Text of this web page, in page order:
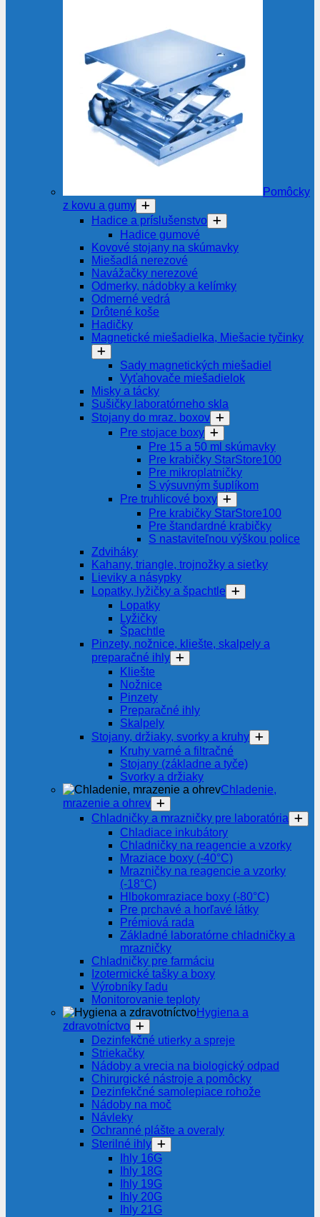
Pomôcky
z kovu a gumy
Hadice a príslušenstvo
Hadice gumové
Kovové stojany na skúmavky
Miešadlá nerezové
Navážačky nerezové
Odmerky, nádobky a kelímky
Odmerné vedrá
Drôtené koše
Hadičky
Magnetické miešadielka, Miešacie tyčinky
Sady magnetických miešadiel
Vyťahovače miešadielok
Misky a tácky
Sušičky laboratórneho skla
Stojany do mraz. boxov
Pre stojace boxy
Pre 15 a 50 ml skúmavky
Pre krabičky StarStore100
Pre mikroplatničky
S výsuvným šuplíkom
Pre truhlicové boxy
Pre krabičky StarStore100
Pre štandardné krabičky
S nastaviteľnou výškou police
Zdviháky
Kahany, triangle, trojnožky a sieťky
Lieviky a násypky
Lopatky, lyžičky a špachtle
Lopatky
Lyžičky
Špachtle
Pinzety, nožnice, kliešte, skalpely a
preparačné ihly
Kliešte
Nožnice
Pinzety
Preparačné ihly
Skalpely
Stojany, držiaky, svorky a kruhy
Kruhy varné a filtračné
Stojany (základne a tyče)
Svorky a držiaky
Chladenie,
mrazenie a ohrev
Chladničky a mrazničky pre laboratória
Chladiace inkubátory
Chladničky na reagencie a vzorky
Mraziace boxy (-40°C)
Mrazničky na reagencie a vzorky
(-18°C)
Hlbokomraziace boxy (-80°C)
Pre prchavé a horľavé látky
Prémiová rada
Základné laboratórne chladničky a
mrazničky
Chladničky pre farmáciu
Izotermické tašky a boxy
Výrobníky ľadu
Monitorovanie teploty
Hygiena a
zdravotníctvo
Dezinfekčné utierky a spreje
Striekačky
Nádoby a vrecia na biologický odpad
Chirurgické nástroje a pomôcky
Dezinfekčné samolepiace rohože
Nádoby na moč
Návleky
Ochranné plášte a overaly
Sterilné ihly
Ihly 16G
Ihly 18G
Ihly 19G
Ihly 20G
Ihly 21G